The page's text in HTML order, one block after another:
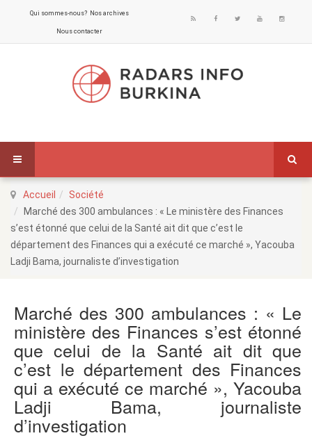
Qui sommes-nous? Nos archives
Nous contacter
Accueil
Société
Marché des 300 ambulances : « Le ministère des Finances
s’est étonné que celui de la Santé ait dit que c’est le
département des Finances qui a exécuté ce marché », Yacouba
Ladji Bama, journaliste d’investigation
Marché des 300 ambulances : « Le
ministère des Finances s’est étonné
que celui de la Santé ait dit que
c’est le département des Finances
qui a exécuté ce marché », Yacouba
Ladji Bama, journaliste
d’investigation